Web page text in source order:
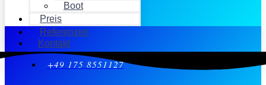
Boot
Preis
Referenzen
Kontakt
+49 175 8551127